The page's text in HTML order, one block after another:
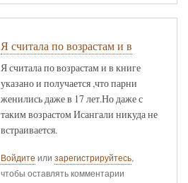
Я считала по возрастам и в
Я считала по возрастам и в книге
указано и получается ,что парни
женились даже в 17 лет.Но даже с
таким возрастом Исангали никуда не
встраивается.
Войдите или зарегистрируйтесь,
чтобы оставлять комментарии